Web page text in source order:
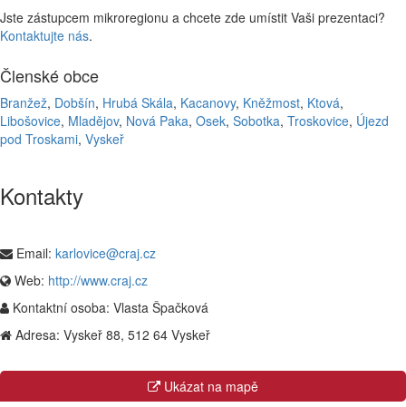
Jste zástupcem mikroregionu a chcete zde umístit Vaši prezentaci?
Kontaktujte nás.
Členské obce
Branžež, Dobšín, Hrubá Skála, Kacanovy, Kněžmost, Ktová,
Libošovice, Mladějov, Nová Paka, Osek, Sobotka, Troskovice, Újezd
pod Troskami, Vyskeř
Kontakty
Email: karlovice@craj.cz
Web: http://www.craj.cz
Kontaktní osoba: Vlasta Špačková
Adresa: Vyskeř 88, 512 64 Vyskeř
Ukázat na mapě